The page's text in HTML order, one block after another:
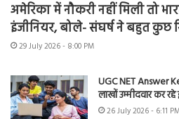
अमेरिका में नौकरी नहीं मिली तो
इंजीनियर, बोले- संघर्ष ने बहुत कुछ
29 July 2026 - 8:00 PM
UGC NET Answer
लाखों उम्मीदवार कर रहे
26 July 2026 - 6:11